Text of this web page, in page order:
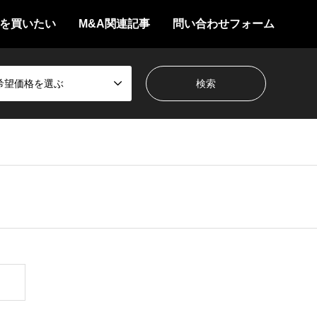
買いたい M&A関連記事 問い合わせフォーム
望価格を選ぶ